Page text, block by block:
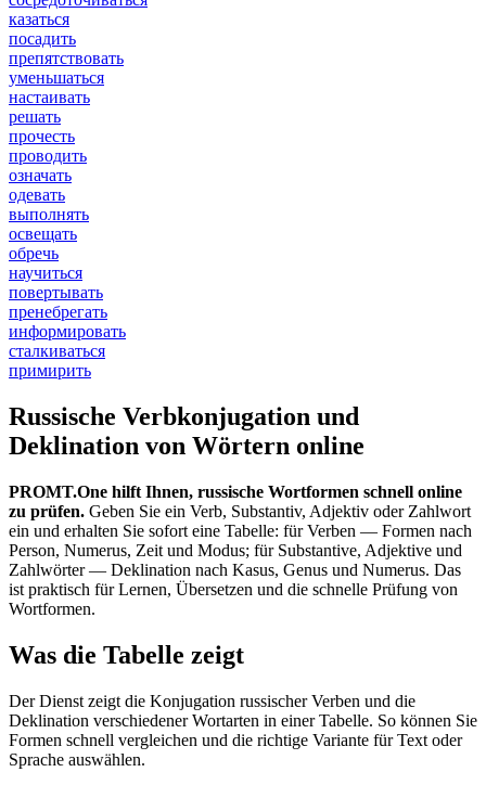
казаться
посадить
препятствовать
уменьшаться
настаивать
решать
прочесть
проводить
означать
одевать
выполнять
освещать
обречь
научиться
повертывать
пренебрегать
информировать
сталкиваться
примирить
Russische Verbkonjugation und
Deklination von Wörtern online
PROMT.One hilft Ihnen, russische Wortformen schnell online
zu prüfen. Geben Sie ein Verb, Substantiv, Adjektiv oder Zahlwort
ein und erhalten Sie sofort eine Tabelle: für Verben — Formen nach
Person, Numerus, Zeit und Modus; für Substantive, Adjektive und
Zahlwörter — Deklination nach Kasus, Genus und Numerus. Das
ist praktisch für Lernen, Übersetzen und die schnelle Prüfung von
Wortformen.
Was die Tabelle zeigt
Der Dienst zeigt die Konjugation russischer Verben und die
Deklination verschiedener Wortarten in einer Tabelle. So können Sie
Formen schnell vergleichen und die richtige Variante für Text oder
Sprache auswählen.